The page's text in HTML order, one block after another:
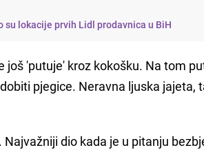
lokacije prvih Lidl prodavnica u BiH
'putuje' kroz kokošku. Na tom
pjegice. Neravna ljuska jajeta,
dio kada je u pitanju